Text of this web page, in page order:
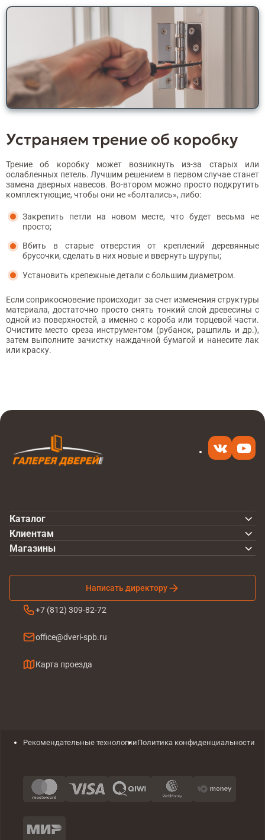
Устраняем трение об коробку
Трение об коробку может возникнуть из-за старых или
ослабленных петель. Лучшим решением в первом случае станет
замена дверных навесов. Во-втором можно просто подкрутить
комплектующие, чтобы они не «болтались», либо:
Закрепить петли на новом месте, что будет весьма не
просто;
Вбить в старые отверстия от креплений деревянные
брусочки, сделать в них новые и ввернуть шурупы;
Установить крепежные детали с большим диаметром.
Если соприкосновение происходит за счет изменения структуры
материала, достаточно просто снять тонкий слой древесины с
одной из поверхностей, а именно с короба или торцевой части.
Очистите место среза инструментом (рубанок, рашпиль и др.),
затем выполните зачистку наждачной бумагой и нанесите лак
или краску.
Каталог
Клиентам
Написать директору
+7 (812) 309-82-72
office@dveri-spb.ru
Карта проезда
Магазины
Рекомендательные технологииПолитика конфиденциальности